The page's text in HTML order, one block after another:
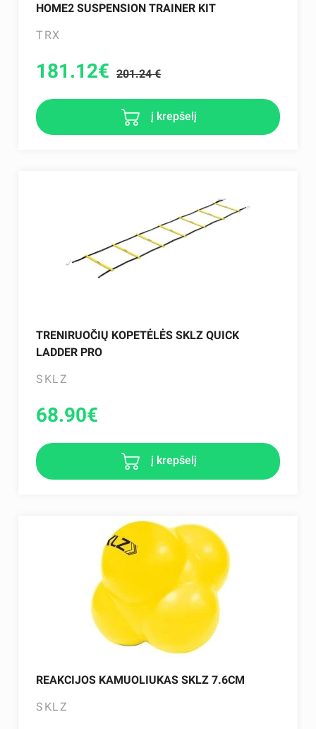
HOME2 SUSPENSION TRAINER KIT
TRX
181.12€ 201.24 €
į krepšelį
TRENIRUOČIŲ KOPETĖLĖS SKLZ QUICK
LADDER PRO
SKLZ
68.90€
į krepšelį
REAKCIJOS KAMUOLIUKAS SKLZ 7.6CM
SKLZ